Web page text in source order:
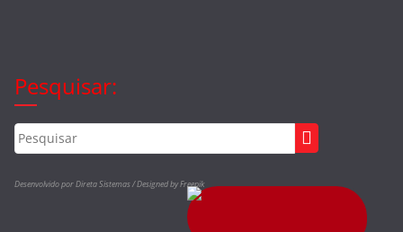
Pesquisar:
Desenvolvido por Direta Sistemas /Designed by Freepik